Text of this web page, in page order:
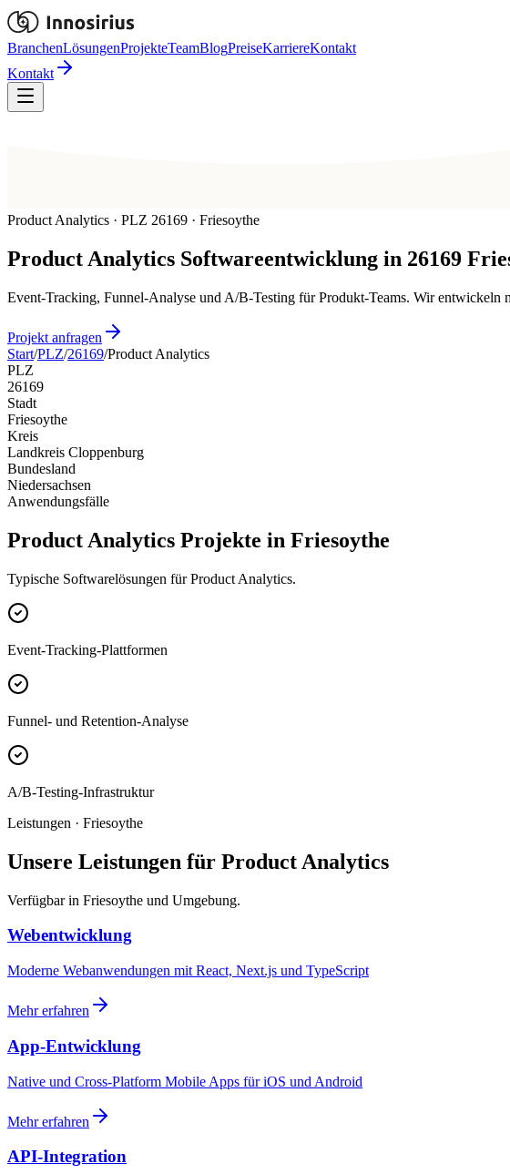
BranchenLösungenProjekteTeamBlogPreiseKarriereKontakt
Kontakt
Product Analytics · PLZ 26169 · Friesoythe
Product Analytics Softwareentwicklung in 26169
Event-Tracking, Funnel-Analyse und A/B-Testing für Produkt-Teams. Wir entwickeln
Projekt anfragen
Start/PLZ/26169/Product Analytics
PLZ
26169
Stadt
Friesoythe
Kreis
Landkreis Cloppenburg
Bundesland
Niedersachsen
Anwendungsfälle
Product Analytics Projekte in Friesoythe
Typische Softwarelösungen für Product Analytics.
Event-Tracking-Plattformen
Funnel- und Retention-Analyse
A/B-Testing-Infrastruktur
Leistungen · Friesoythe
Unsere Leistungen für Product Analytics
Verfügbar in Friesoythe und Umgebung.
Webentwicklung
Moderne Webanwendungen mit React, Next.js und TypeScript
Mehr erfahren
App-Entwicklung
Native und Cross-Platform Mobile Apps für iOS und Android
Mehr erfahren
API-Integration